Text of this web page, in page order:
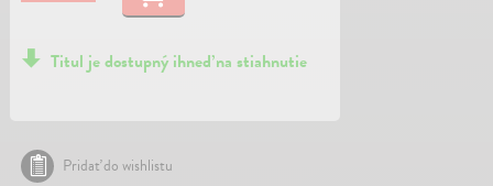
Titul je dostupný ihneď na stiahnutie
Pridať do wishlistu